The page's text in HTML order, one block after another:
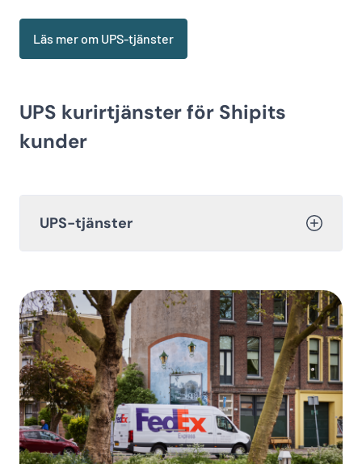
Läs mer om UPS-tjänster
UPS kurirtjänster för Shipits
kunder
UPS-tjänster